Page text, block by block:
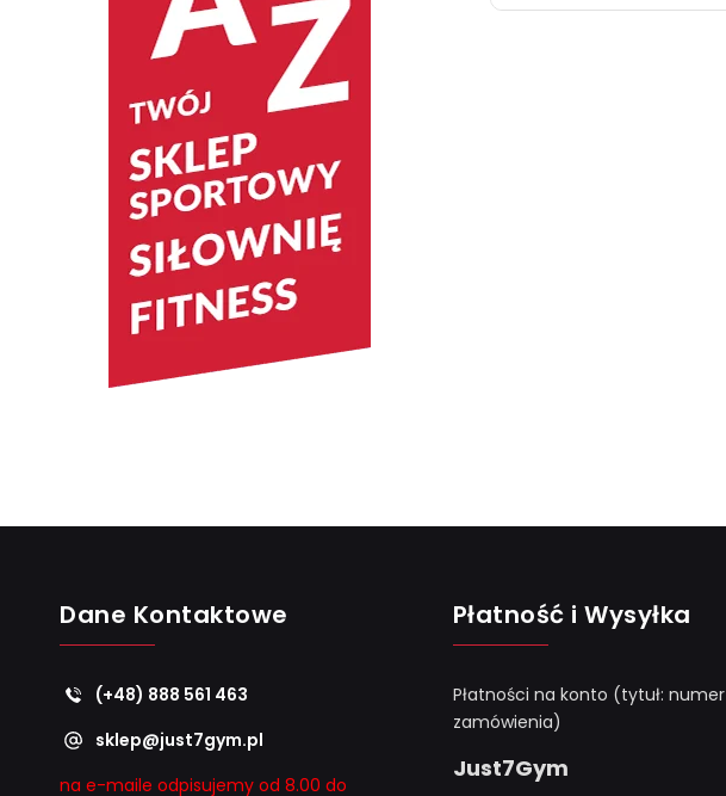
Dane Kontaktowe
(+48) 888 561 463
sklep@just7gym.pl
na e-maile odpisujemy od 8.00 do
Płatność i Wysyłka
Płatności na konto (tytuł: numer
zamówienia)
Just7Gym